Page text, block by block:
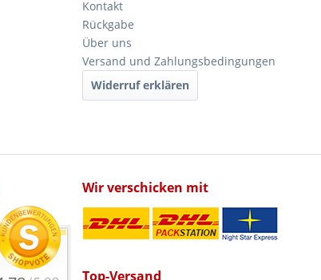
Kontakt
Rückgabe
Über uns
Versand und Zahlungsbedingungen
Widerruf erklären
Wir verschicken mit
Top-Versand